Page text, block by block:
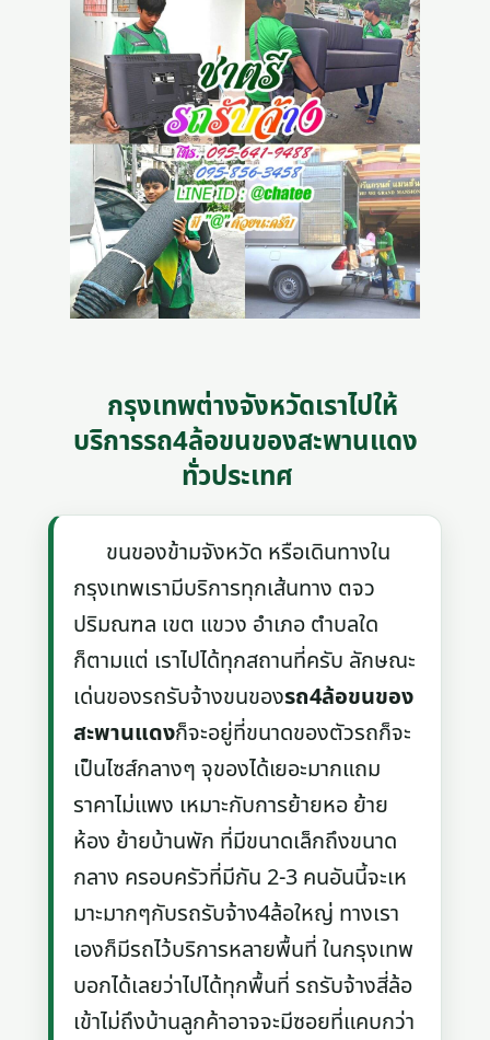
กรุงเทพต่างจังหวัดเราไปให้
บริการรถ4ล้อขนของสะพานแดง
ทั่วประเทศ
ขนของข้ามจังหวัด หรือเดินทางใน
กรุงเทพเรามีบริการทุกเส้นทาง ตจว
ปริมณฑล เขต แขวง อำเภอ ตำบลใด
ก็ตามแต่ เราไปได้ทุกสถานที่ครับ ลักษณะ
เด่นของรถรับจ้างขนของรถ4ล้อขนของ
สะพานแดงก็จะอยู่ที่ขนาดของตัวรถก็จะ
เป็นไซส์กลางๆ จุของได้เยอะมากแถม
ราคาไม่แพง เหมาะกับการย้ายหอ ย้าย
ห้อง ย้ายบ้านพัก ที่มีขนาดเล็กถึงขนาด
กลาง ครอบครัวที่มีกัน 2-3 คนอันนี้จะเห
มาะมากๆกับรถรับจ้าง4ล้อใหญ่ ทางเรา
เองก็มีรถไว้บริการหลายพื้นที่ ในกรุงเทพ
บอกได้เลยว่าไปได้ทุกพื้นที่ รถรับจ้างสี่ล้อ
เข้าไม่ถึงบ้านลูกค้าอาจจะมีซอยที่แคบกว่า